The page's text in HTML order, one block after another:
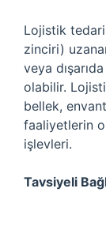
Lojistik
zinciri)
veya
olabilir.
bellek,
faaliyetlerin
işlevleri.
Tavsiyeli